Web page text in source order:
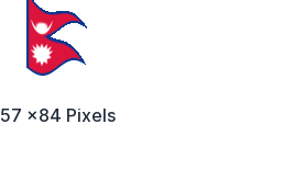
57 x84 Pixels